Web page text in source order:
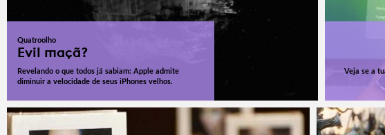
Quatroolho
Evil maçã?
Revelando o que todos já sabiam: Apple admite
diminuir a velocidade de seus iPhones velhos.
Veja se a